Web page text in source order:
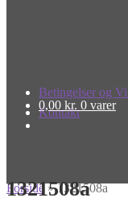
Betingelser og
Kontakt
0,00 kr. 0 varer
Forside»1321508a
1321508a